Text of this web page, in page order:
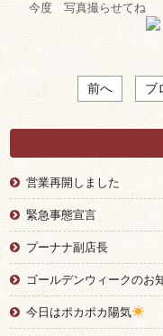
今度 写真撮らせてね
前へ ブ
営業再開しました
緊急事態宣言
プーナナ副店長
ゴールデンウィークのお
今日はポカポカ陽気